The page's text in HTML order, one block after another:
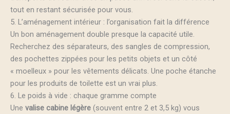
tout en restant sécurisée pour vous.
5. L’aménagement intérieur : l’organisation fait la différence
Un bon aménagement double presque la capacité utile.
Recherchez des séparateurs, des sangles de compression,
des pochettes zippées pour les petits objets et un côté
« moelleux » pour les vêtements délicats. Une poche étanche
pour les produits de toilette est un vrai plus.
6. Le poids à vide : chaque gramme compte
Une valise cabine légère (souvent entre 2 et 3,5 kg) vous